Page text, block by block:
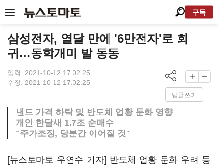
구독
삼성전자, 열달 만에 '6만전자'로 회
귀…동학개미 발 동동
입력: 2021-10-12 17:02:25
수정: 2021-10-12 17:02:25
답글쓰기
낸드 가격 하락 및 반도체 업황 둔화 영향
개인 한달새 1.7조 순매수
"주가조정, 당분간 이어질 것"
[뉴스토마토 우연수 기자] 반도체 업황 둔화 우려 등